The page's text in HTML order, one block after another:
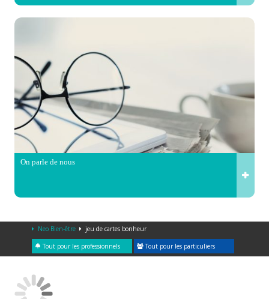
On parle de nous
Neo Bien-être jeu de cartes bonheur
Tout pour les professionnels Tout pour les particuliers